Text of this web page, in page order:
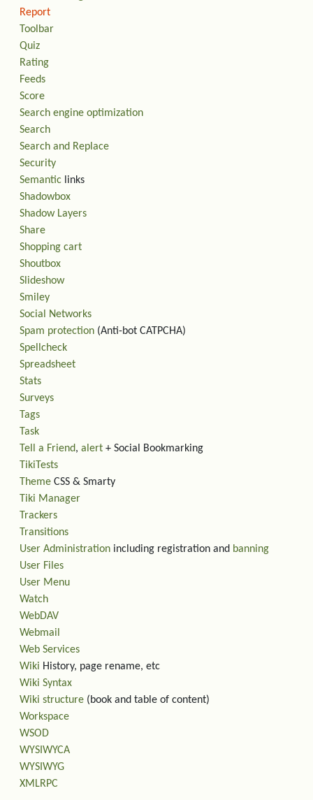
Report
Toolbar
Quiz
Rating
Feeds
Score
Search engine optimization
Search
Search and Replace
Security
Semantic links
Shadowbox
Shadow Layers
Share
Shopping cart
Shoutbox
Slideshow
Smiley
Social Networks
Spam protection (Anti-bot CATPCHA)
Spellcheck
Spreadsheet
Stats
Surveys
Tags
Task
Tell a Friend, alert + Social Bookmarking
TikiTests
Theme CSS & Smarty
Tiki Manager
Trackers
Transitions
User Administration including registration and banning
User Files
User Menu
Watch
WebDAV
Webmail
Web Services
Wiki History, page rename, etc
Wiki Syntax
Wiki structure (book and table of content)
Workspace
WSOD
WYSIWYCA
WYSIWYG
XMLRPC